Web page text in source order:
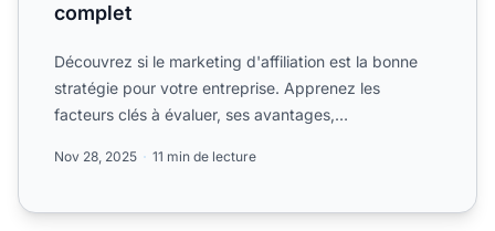
complet
Découvrez si le marketing d'affiliation est la bonne
stratégie pour votre entreprise. Apprenez les
facteurs clés à évaluer, ses avantages,
Nov 28, 2025 11 min de lecture